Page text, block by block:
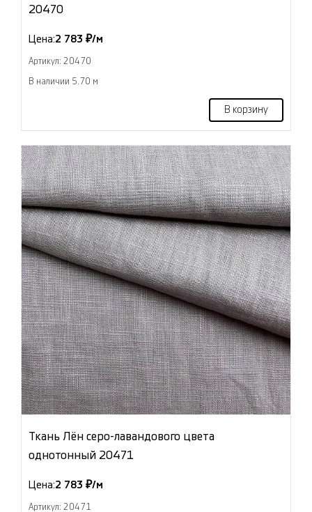
20470
Цена:2 783 ₽/м
Артикул: 20470
В наличии 5.70 м
В корзину
Ткань Лён серо-лавандового цвета
однотонный 20471
Цена:2 783 ₽/м
Артикул: 20471